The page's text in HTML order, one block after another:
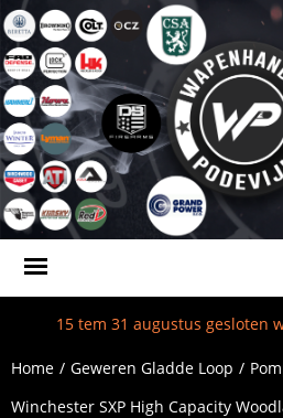
15 tem 31 augustus gesloten
Home / Geweren Gladde Loop /
Winchester SXP High Capacity